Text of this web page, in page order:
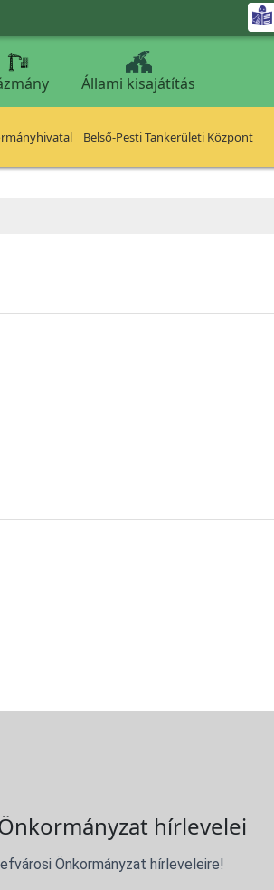
Állami kisajátítás
Belső-Pesti Tankerületi Központ
hírlevelei
Önkormányzat hírleveleire!